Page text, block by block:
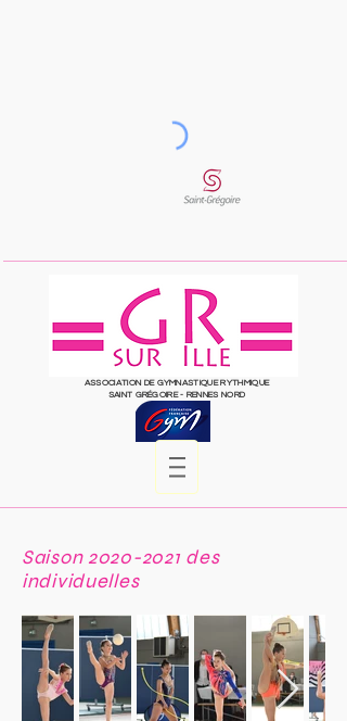
ASSOCIATION DE GYMNASTIQUE RYTHMIQUE
SAINT GRÉGOIRE- RENNES NORD
Saison 2020-2021des
individuelles